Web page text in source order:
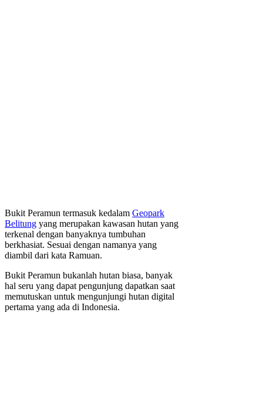
Bukit Peramun termasuk kedalam Geopark
Belitung yang merupakan kawasan hutan yang
terkenal dengan banyaknya tumbuhan
berkhasiat. Sesuai dengan namanya yang
diambil dari kata Ramuan.
Bukit Peramun bukanlah hutan biasa, banyak
hal seru yang dapat pengunjung dapatkan saat
memutuskan untuk mengunjungi hutan digital
pertama yang ada di Indonesia.